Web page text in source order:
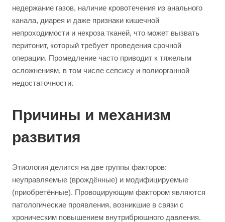
недержание газов, наличие кровотечения из анального
канала, диарея и даже признаки кишечной
непроходимости и некроза тканей, что может вызвать
перитонит, который требует проведения срочной
операции. Промедление часто приводит к тяжелым
осложнениям, в том числе сепсису и полиорганной
недостаточности.
Причины и механизм
развития
Этиология делится на две группы факторов:
неуправляемые (врождённые) и модифицируемые
(приобретённые). Провоцирующим фактором являются
патологические проявления, возникшие в связи с
хроническим повышением внутрибрюшного давления.